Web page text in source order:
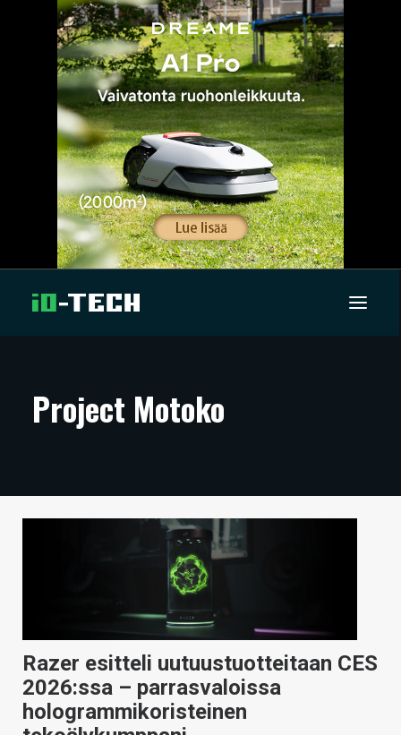
ARTIKKELIT
TECHBBS
Project Motoko
Razer esitteli uutuustuotteitaan CES
2026:ssa – parrasvaloissa
hologrammikoristeinen